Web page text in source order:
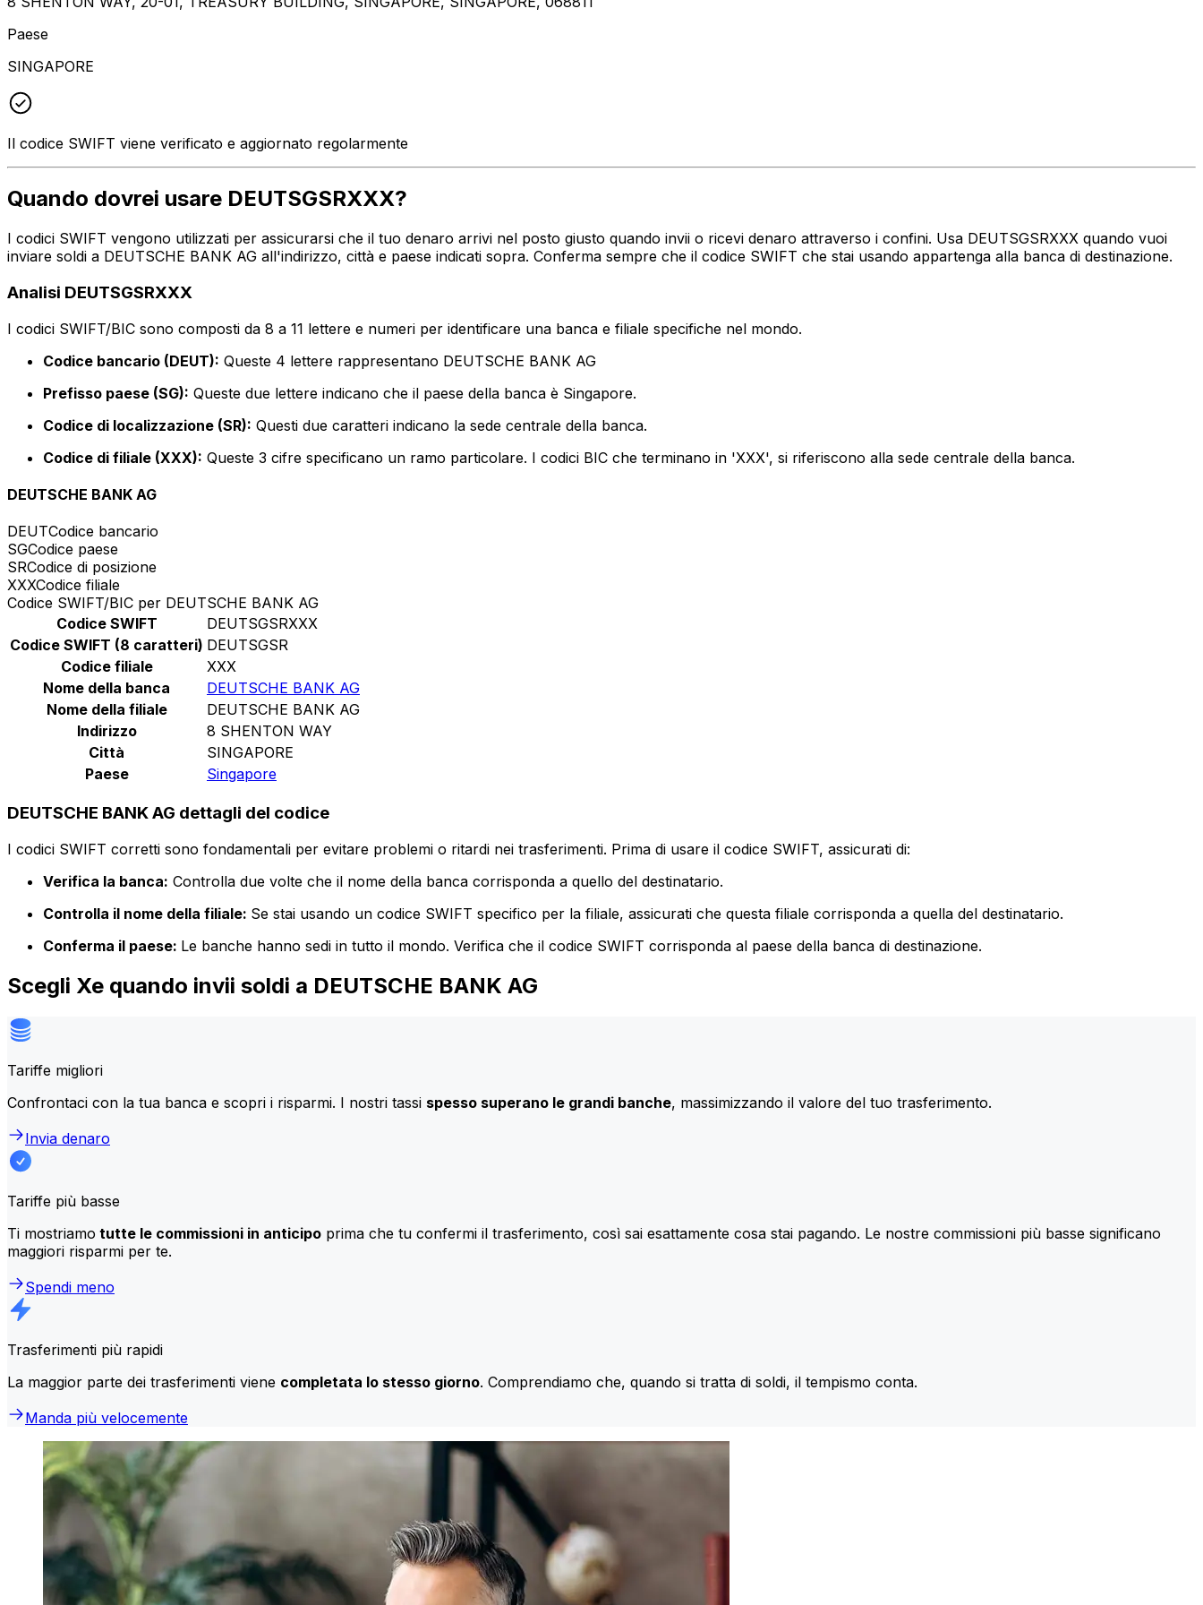
Paese
SINGAPORE
Il codice SWIFT viene verificato e aggiornato regolarmente
Quando dovrei usare DEUTSGSRXXX?
I codici SWIFT vengono utilizzati per assicurarsi che il tuo denaro arrivi nel posto giusto quando invii o ricevi denaro attraverso i confini. Usa DEUTSGSRXXX quando vuoi
inviare soldi a DEUTSCHE BANK AG all'indirizzo, città e paese indicati sopra. Conferma sempre che il codice SWIFT che stai usando appartenga alla banca di destinazione.
Analisi DEUTSGSRXXX
I codici SWIFT/BIC sono composti da 8 a 11 lettere e numeri per identificare una banca e filiale specifiche nel mondo.
Codice bancario (DEUT): Queste 4 lettere rappresentano DEUTSCHE BANK AG
Prefisso paese (SG): Queste due lettere indicano che il paese della banca è Singapore.
Codice di localizzazione (SR): Questi due caratteri indicano la sede centrale della banca.
Codice di filiale (XXX): Queste 3 cifre specificano un ramo particolare. I codici BIC che terminano in 'XXX', si riferiscono alla sede centrale della banca.
DEUTSCHE BANK AG
DEUTCodice bancario
SGCodice paese
SRCodice di posizione
XXXCodice filiale
Codice SWIFT/BIC per DEUTSCHE BANK AG
Codice SWIFT
DEUTSGSRXXX
Codice SWIFT (8 caratteri) DEUTSGSR
Codice filiale
XXX
Nome della banca
DEUTSCHE BANK AG
Nome della filiale
DEUTSCHE BANK AG
Indirizzo
8 SHENTON WAY
Città
SINGAPORE
Paese
Singapore
DEUTSCHE BANK AG dettagli del codice
I codici SWIFT corretti sono fondamentali per evitare problemi o ritardi nei trasferimenti. Prima di usare il codice SWIFT, assicurati di:
Verifica la banca: Controlla due volte che il nome della banca corrisponda a quello del destinatario.
Controlla il nome della filiale: Se stai usando un codice SWIFT specifico per la filiale, assicurati che questa filiale corrisponda a quella del destinatario.
Conferma il paese: Le banche hanno sedi in tutto il mondo. Verifica che il codice SWIFT corrisponda al paese della banca di destinazione.
Scegli Xe quando invii soldi a DEUTSCHE BANK AG
Tariffe migliori
Confrontaci con la tua banca e scopri i risparmi. I nostri tassi spesso superano le grandi banche, massimizzando il valore del tuo trasferimento.
Invia denaro
Tariffe più basse
Ti mostriamo tutte le commissioni in anticipo prima che tu confermi il trasferimento, così sai esattamente cosa stai pagando. Le nostre commissioni più basse significano
maggiori risparmi per te.
Spendi meno
Trasferimenti più rapidi
La maggior parte dei trasferimenti viene completata lo stesso giorno. Comprendiamo che, quando si tratta di soldi, il tempismo conta.
Manda più velocemente